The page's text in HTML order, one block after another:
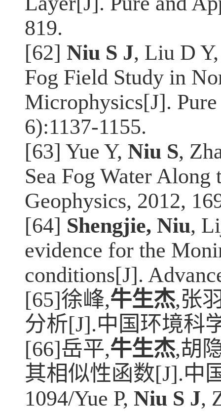
819.
[62] Niu S J, Liu D
Fog Field Study in
Microphysics[J].
6):1137-1155.
[63] Yue Y, Niu S,
Sea Fog Water
Geophysics, 2012,
[64] Shengjie, Niu,
evidence for the
conditions[J].
[65]徐峰,牛生杰,张
分析[J].中国环境科
[66]岳平,牛生杰,胡
其相似性函数[J].中
1094/Yue P, Niu S J,